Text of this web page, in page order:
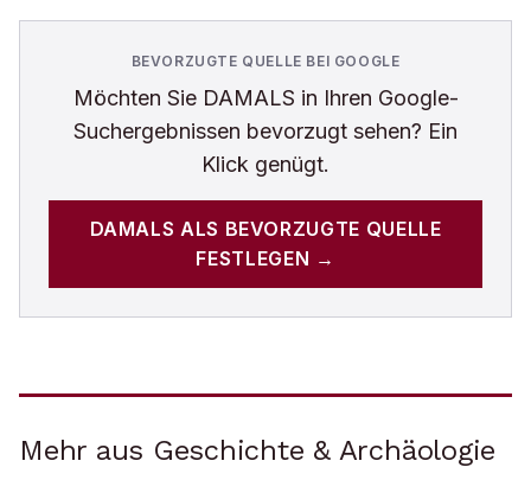
BEVORZUGTE QUELLE BEI GOOGLE
Möchten Sie DAMALS in Ihren Google-
Suchergebnissen bevorzugt sehen? Ein
Klick genügt.
DAMALS ALS BEVORZUGTE QUELLE
FESTLEGEN →
Mehr aus Geschichte & Archäologie